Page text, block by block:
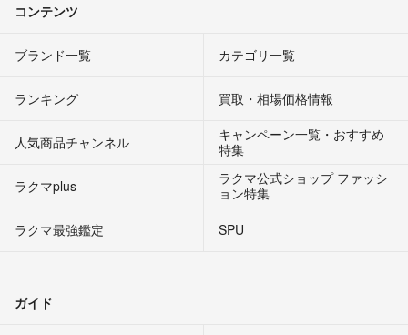
コンテンツ
ブランド一覧 カテゴリ一覧
ランキング 買取・相場価格情報
人気商品チャンネル
キャンペーン一覧・おすすめ
特集
ラクマplus
ラクマ公式ショップ ファッシ
ョン特集
ラクマ最強鑑定
SPU
ガイド